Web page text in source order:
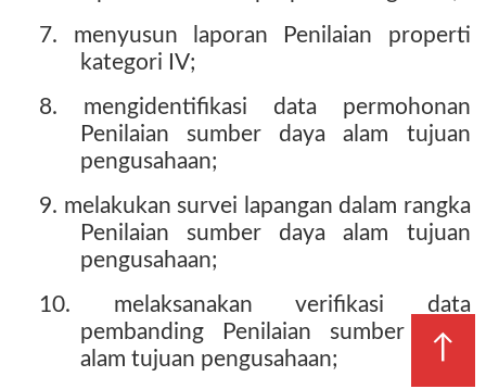
7. menyusun laporan Penilaian properti
kategori IV;
8. mengidentifikasi data permohonan
Penilaian sumber daya alam tujuan
pengusahaan;
9. melakukan survei lapangan dalam rangka
Penilaian sumber daya alam tujuan
pengusahaan;
10. melaksanakan verifikasi data
pembanding Penilaian sumber daya
alam tujuan pengusahaan;
↑